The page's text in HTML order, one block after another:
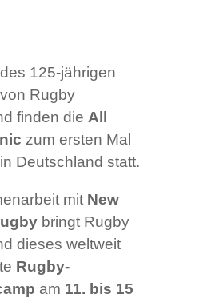
125-jährigen
Rugby
finden die All
zum ersten Mal
Deutschland statt.
mit New
bringt Rugby
dieses weltweit
Rugby-
am 11. bis 15